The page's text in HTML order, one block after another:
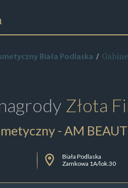
Biała Podlaska
Złota
- AM
Biała Podlaska
Zamkowa 1A/lok.30